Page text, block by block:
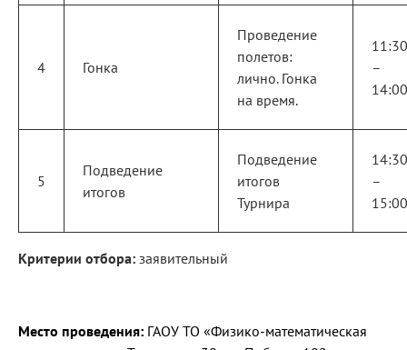
4 Гонка
Проведение
полетов:
лично. Гонка
на время.
11:30
–
14:00
5
Подведение
итогов
Подведение
итогов
Турнира
14:30
–
15:00
Критерии отбора: заявительный
Место проведения: ГАОУ ТО «Физико-математическая